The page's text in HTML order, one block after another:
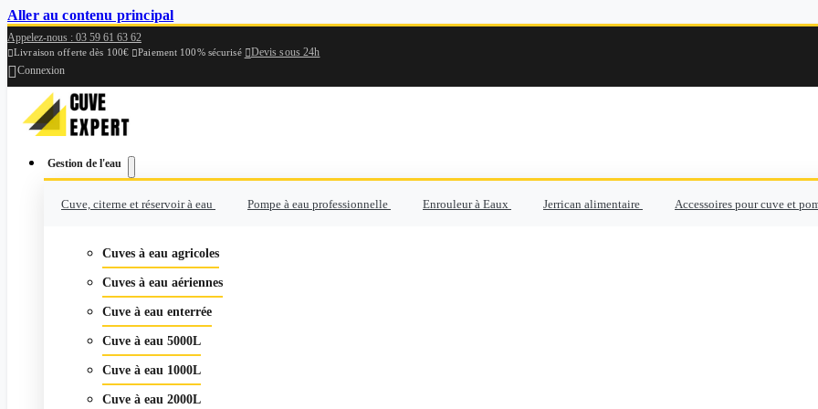
Aller au contenu principal
Appelez-nous : 03 59 61 63 62
Livraison offerte dès 100€ Paiement 100% sécurisé Devis sous 24h
Connexion
Gestion de l'eau
Cuve, citerne et réservoir à eau Pompe à eau professionnelle Enrouleur à Eaux Jerrican alimentaire Accessoires pour cuve et
Cuves à eau agricoles
Cuves à eau aériennes
Cuve à eau enterrée
Cuve à eau 5000L
Cuve à eau 1000L
Cuve à eau 2000L